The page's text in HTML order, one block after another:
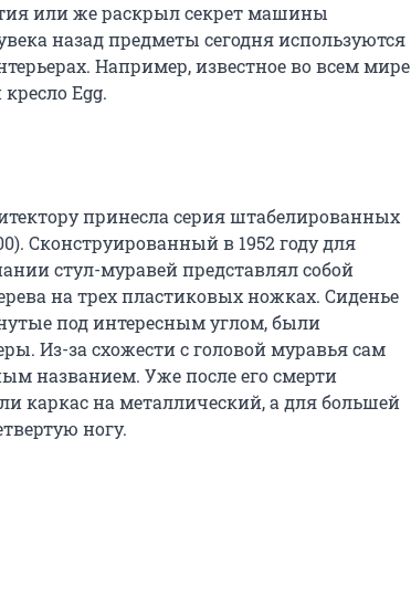
или же раскрыл секрет машины
назад предметы сегодня используются
Например, известное во всем мире
Egg.
принесла серия штабелированных
Сконструированный в 1952 году для
стул-муравей представлял собой
на трех пластиковых ножках. Сиденье
под интересным углом, были
Из-за схожести с головой муравья сам
названием. Уже после его смерти
каркас на металлический, а для большей
ногу.